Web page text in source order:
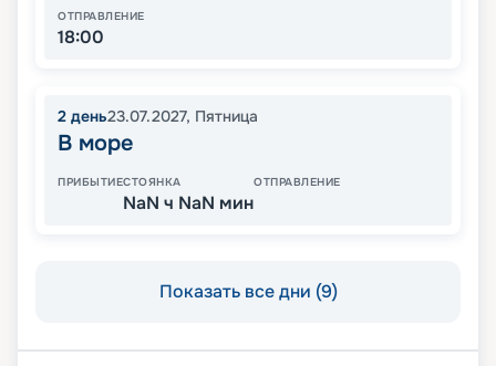
ОТПРАВЛЕНИЕ
18:00
2 день23.07.2027, Пятница
В море
ПРИБЫТИЕСТОЯНКА
NaN ч NaN мин
ОТПРАВЛЕНИЕ
Показать все дни (9)